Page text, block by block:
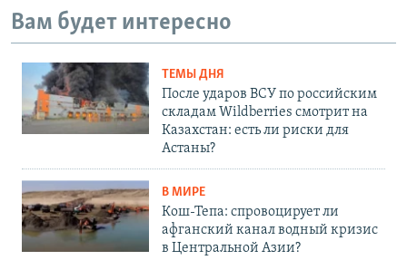
Вам будет интересно
ТЕМЫ ДНЯ
После ударов ВСУ по российским
складам Wildberries смотрит на
Казахстан: есть ли риски для
Астаны?
В МИРЕ
Кош-Тепа: спровоцирует ли
афганский канал водный кризис
в Центральной Азии?